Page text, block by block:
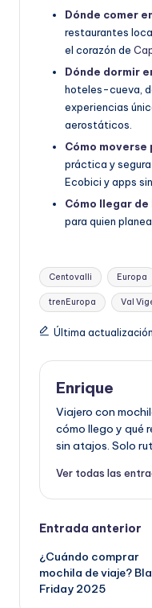
Dónde comer
restaurantes
el corazón de
Dónde dormir
hoteles-cueva,
experiencias
aerostáticos.
Cómo moverse
práctica y
Ecobici y apps
Cómo llegar de
para quien
Etiquetas:
Centovalli Europa
trenEuropa Val
Última
Enrique
Viajero con
cómo llego y qué
sin atajos. Solo
Ver todas las
Navegación
de
entradas
Entrada anterior
¿Cuándo comprar
mochila de viaje?
Friday 2025